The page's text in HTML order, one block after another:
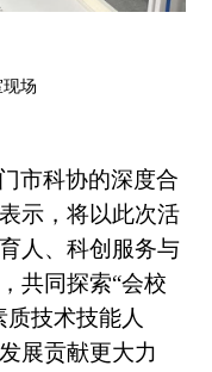
现场
市科协的深度合
示，将以此次活
人、科创服务与
共同探索“会校
技术技能人
展贡献更大力